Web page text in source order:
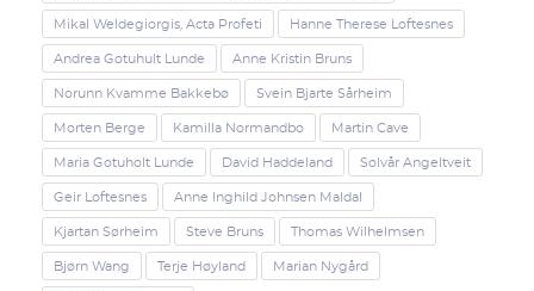
Mikal Weldegiorgis, Acta Profeti Hanne Therese Loftesnes
Andrea Gotuhult Lunde Anne Kristin Bruns
Norunn Kvamme Bakkebø Svein Bjarte Sårheim
Morten Berge Kamilla Normandbo Martin Cave
Maria Gotuholt Lunde David Haddeland Solvår Angeltveit
Geir Loftesnes Anne Inghild Johnsen Maldal
Kjartan Sørheim Steve Bruns Thomas Wilhelmsen
Bjørn Wang Terje Høyland Marian Nygård